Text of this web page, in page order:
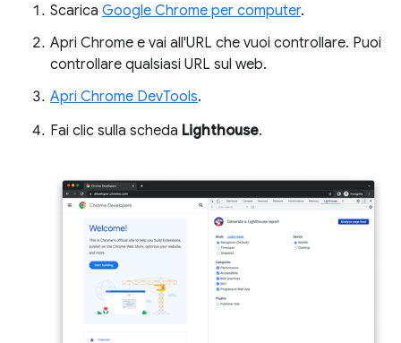
Scarica Google Chrome per computer.
Apri Chrome e vai all'URL che vuoi controllare. Puoi
controllare qualsiasi URL sul web.
Apri Chrome DevTools.
Fai clic sulla scheda Lighthouse.